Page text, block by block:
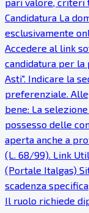
pari valore, criteri
Candidatura La
esclusivamente
Accedere al link
candidatura per
Asti". Indicare la
preferenziale.
bene: La
possesso delle
aperta anche a
(L. 68/99). Link
(Portale Italgas)
scadenza
Il ruolo richiede